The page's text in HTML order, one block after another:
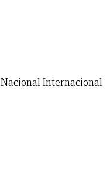
NacionalInternacional